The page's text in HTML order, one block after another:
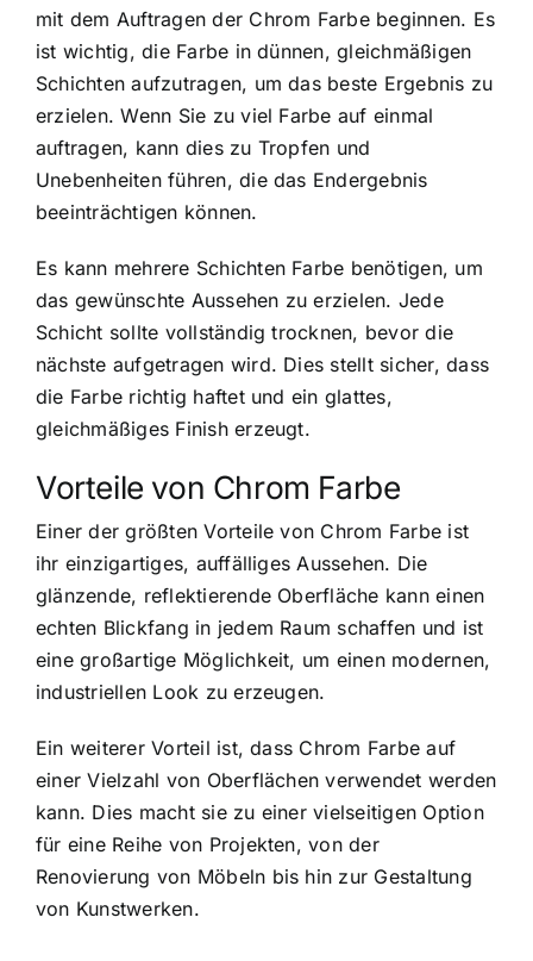
mit dem Auftragen der Chrom Farbe beginnen. Es
ist wichtig, die Farbe in dünnen, gleichmäßigen
Schichten aufzutragen, um das beste Ergebnis zu
erzielen. Wenn Sie zu viel Farbe auf einmal
auftragen, kann dies zu Tropfen und
Unebenheiten führen, die das Endergebnis
beeinträchtigen können.
Es kann mehrere Schichten Farbe benötigen, um
das gewünschte Aussehen zu erzielen. Jede
Schicht sollte vollständig trocknen, bevor die
nächste aufgetragen wird. Dies stellt sicher, dass
die Farbe richtig haftet und ein glattes,
gleichmäßiges Finish erzeugt.
Vorteile von Chrom Farbe
Einer der größten Vorteile von Chrom Farbe ist
ihr einzigartiges, auffälliges Aussehen. Die
glänzende, reflektierende Oberfläche kann einen
echten Blickfang in jedem Raum schaffen und ist
eine großartige Möglichkeit, um einen modernen,
industriellen Look zu erzeugen.
Ein weiterer Vorteil ist, dass Chrom Farbe auf
einer Vielzahl von Oberflächen verwendet werden
kann. Dies macht sie zu einer vielseitigen Option
für eine Reihe von Projekten, von der
Renovierung von Möbeln bis hin zur Gestaltung
von Kunstwerken.